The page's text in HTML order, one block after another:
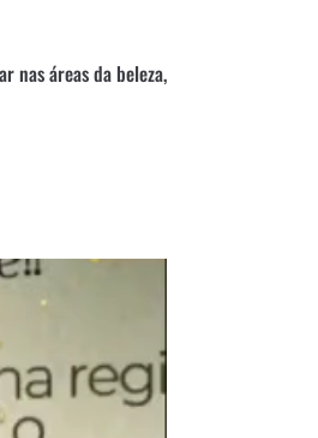
nas áreas da beleza,